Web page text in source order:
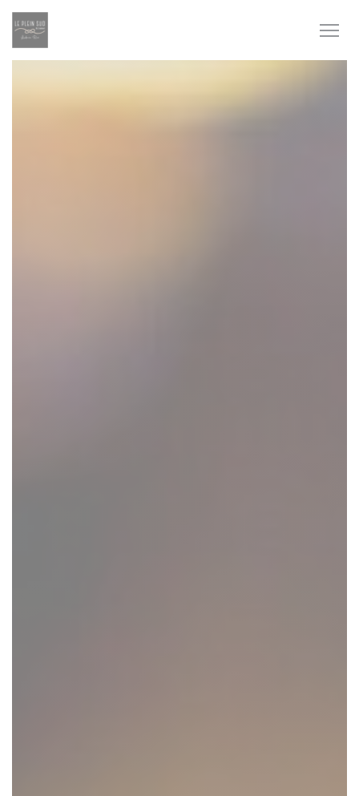
クッキー利用の管理について